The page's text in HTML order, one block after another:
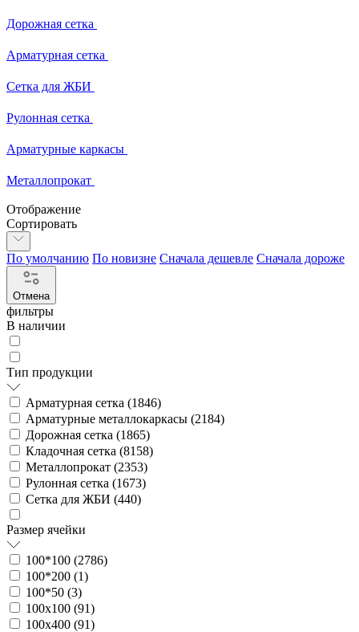
Дорожная сетка
Арматурная сетка
Сетка для ЖБИ
Рулонная сетка
Арматурные каркасы
Металлопрокат
Отображение
Сортировать
По умолчанию По новизне Сначала дешевле Сначала дороже
Отмена
фильтры
В наличии
Тип продукции
Арматурная сетка (1846)
Арматурные металлокаркасы (2184)
Дорожная сетка (1865)
Кладочная сетка (8158)
Металлопрокат (2353)
Рулонная сетка (1673)
Сетка для ЖБИ (440)
Размер ячейки
100*100 (2786)
100*200 (1)
100*50 (3)
100х100 (91)
100х400 (91)